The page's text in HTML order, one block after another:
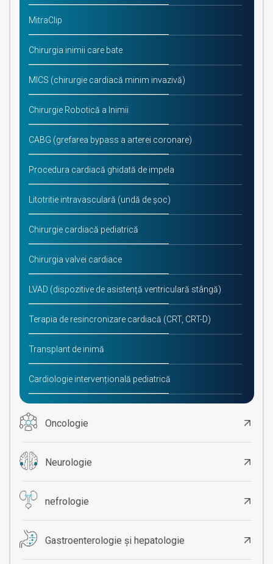
MitraClip
Chirurgia inimii care bate
MICS (chirurgie cardiacă minim invazivă)
Chirurgie Robotică a Inimii
CABG (grefarea bypass a arterei coronare)
Procedura cardiacă ghidată de impela
Litotritie intravasculară (undă de șoc)
Chirurgie cardiacă pediatrică
Chirurgia valvei cardiace
LVAD (dispozitive de asistență ventriculară stângă)
Terapia de resincronizare cardiacă (CRT, CRT-D)
Transplant de inimă
Cardiologie intervențională pediatrică
Oncologie
Neurologie
nefrologie
Gastroenterologie și hepatologie